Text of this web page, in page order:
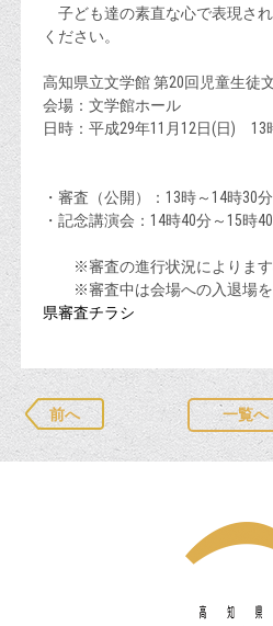
子ども達の素直な心で表現さ
ください。
高知県立文学館 第20回児童生徒
会場：文学館ホール
日時：平成29年11月12日(日) 13
・審査（公開）：13時～14時30分
・記念講演会：14時40分～15時
※審査の進行状況によります
※審査中は会場への入退場を
県審査チラシ
前へ 一覧へ